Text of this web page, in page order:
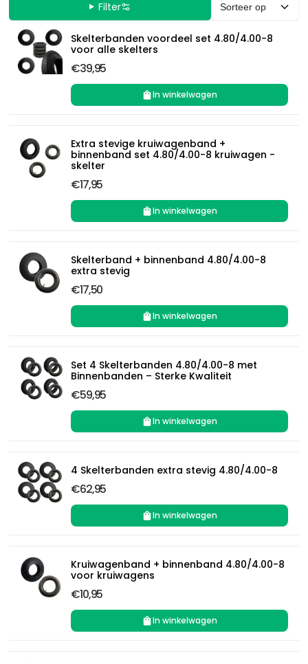
Filter Sorteer op
Skelterbanden voordeel set 4.80/4.00-8
voor alle skelters
€39,95
In winkelwagen
Extra stevige kruiwagenband +
binnenband set 4.80/4.00-8 kruiwagen -
skelter
€17,95
In winkelwagen
Skelterband + binnenband 4.80/4.00-8
extra stevig
€17,50
In winkelwagen
Set 4 Skelterbanden 4.80/4.00-8 met
Binnenbanden – Sterke Kwaliteit
€59,95
In winkelwagen
4 Skelterbanden extra stevig 4.80/4.00-8
€62,95
In winkelwagen
Kruiwagenband + binnenband 4.80/4.00-8
voor kruiwagens
€10,95
In winkelwagen